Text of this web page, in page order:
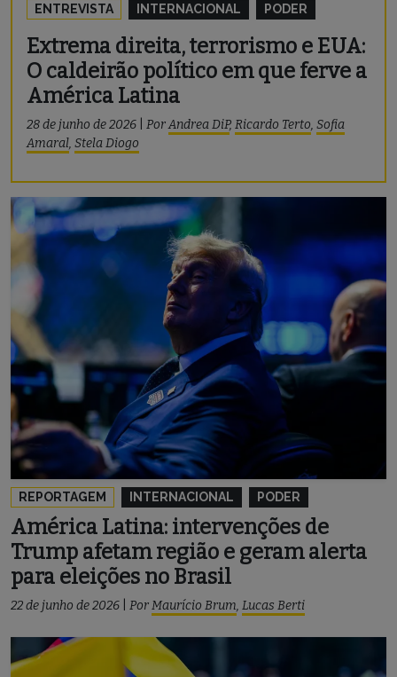
ENTREVISTA INTERNACIONAL PODER
Extrema direita, terrorismo e EUA:
O caldeirão político em que ferve a
América Latina
28 de junho de 2026 PorAndrea DiP, Ricardo Terto, Sofia
Amaral, Stela Diogo
REPORTAGEM INTERNACIONAL PODER
América Latina: intervenções de
Trump afetam região e geram alerta
para eleições no Brasil
22 de junho de 2026 PorMaurício Brum, Lucas Berti